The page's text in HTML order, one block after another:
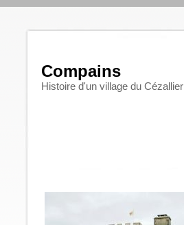
Compains
Histoire d'un village du Cézallier